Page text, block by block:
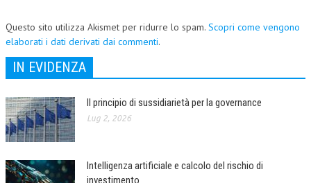
Questo sito utilizza Akismet per ridurre lo spam. Scopri come vengono
elaborati i dati derivati dai commenti.
IN EVIDENZA
Il principio di sussidiarietà per la governance
Lug 2, 2026
Intelligenza artificiale e calcolo del rischio di
investimento